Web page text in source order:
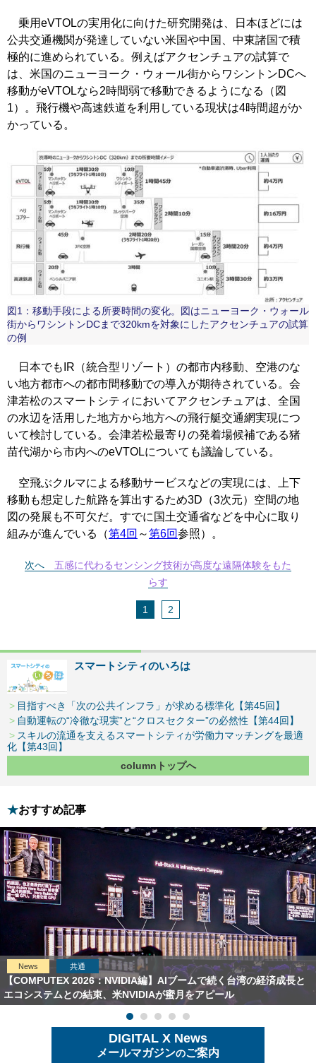
乗用eVTOLの実用化に向けた研究開発は、日本ほどには
公共交通機関が発達していない米国や中国、中東諸国で積
極的に進められている。例えばアクセンチュアの試算で
は、米国のニューヨーク・ウォール街からワシントンDCへ
移動がeVTOLなら2時間弱で移動できるようになる（図
1）。飛行機や高速鉄道を利用している現状は4時間超がか
かっている。
図1：移動手段による所要時間の変化。図はニューヨーク・ウォール
街からワシントンDCまで320kmを対象にしたアクセンチュアの試算
の例
日本でもIR（統合型リゾート）の都市内移動、空港のな
い地方都市への都市間移動での導入が期待されている。会
津若松のスマートシティにおいてアクセンチュアは、全国
の水辺を活用した地方から地方への飛行艇交通網実現につ
いて検討している。会津若松最寄りの発着場候補である猪
苗代湖から市内へのeVTOLについても議論している。
空飛ぶクルマによる移動サービスなどの実現には、上下
移動も想定した航路を算出するため3D（3次元）空間の地
図の発展も不可欠だ。すでに国土交通省などを中心に取り
組みが進んでいる（第4回 ～第6回参照）。
次へ
五感に代わるセンシング技術が高度な遠隔体験をもた
らす
1 2
スマートシティのいろは
目指すべき「次の公共インフラ」が求める標準化【第45回】
自動運転の“冷徹な現実”と“クロスセクター”の必然性【第44回】
スキルの流通を支えるスマートシティが労働力マッチングを最適
化【第43回】
columnトップへ
おすすめ記事
News 共通
【COMPUTEX 2026：NVIDIA編】AIブームで続く台湾の経済成長と
エコシステムとの結束、米NVIDIAが蜜月をアピール
DIGITAL X News
メールマガジンのご案内